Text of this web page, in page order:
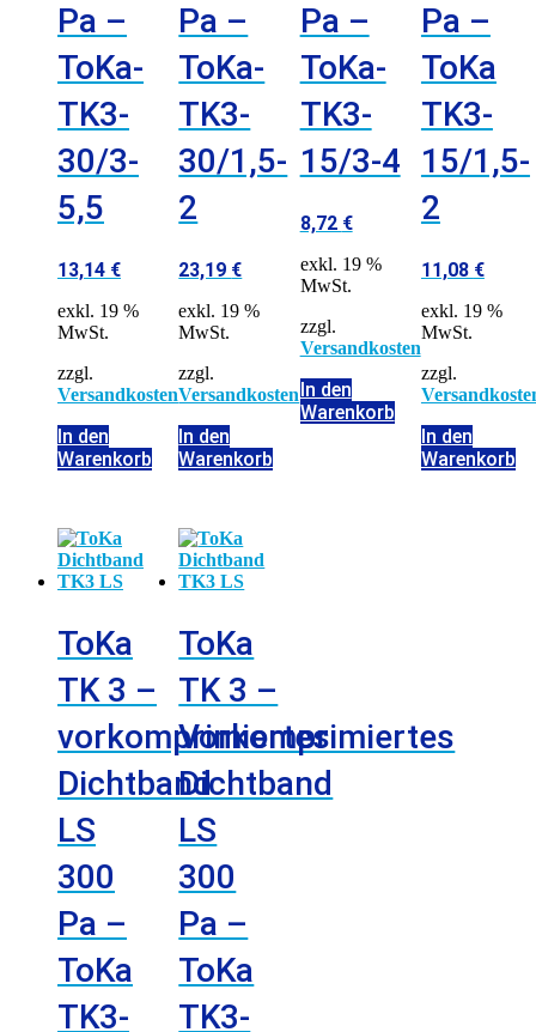
Pa –
ToKa-
TK3-
30/3-
5,5
13,14 €
exkl. 19 %
MwSt.
zzgl.
Versandkosten
In den
Warenkorb
Pa –
ToKa-
TK3-
30/1,5-
2
23,19 €
exkl. 19 %
MwSt.
zzgl.
Versandkosten
In den
Warenkorb
Pa –
ToKa-
TK3-
15/3-4
8,72 €
exkl. 19 %
MwSt.
zzgl.
Versandkosten
In den
Warenkorb
Pa –
ToKa
TK3-
15/1,5-
2
11,08 €
exkl. 19 %
MwSt.
zzgl.
In den
Warenkorb
ToKa
TK 3 –
vorkomprimiertes
Dichtband
LS
300
Pa –
ToKa
TK3-
ToKa
TK 3 –
Vorkomprimiertes
Dichtband
LS
300
Pa –
ToKa
TK3-